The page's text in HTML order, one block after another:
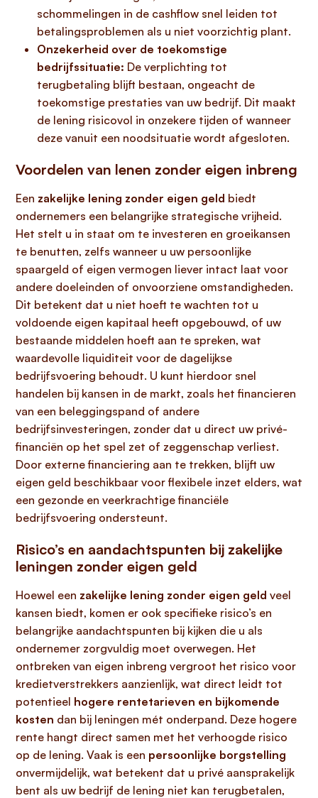
schommelingen in de cashflow snel leiden tot
betalingsproblemen als u niet voorzichtig plant.
Onzekerheid over de toekomstige
bedrijfssituatie: De verplichting tot
terugbetaling blijft bestaan, ongeacht de
toekomstige prestaties van uw bedrijf. Dit maakt
de lening risicovol in onzekere tijden of wanneer
deze vanuit een noodsituatie wordt afgesloten.
Voordelen van lenen zonder eigen inbreng
Een zakelijke lening zonder eigen geld biedt
ondernemers een belangrijke strategische vrijheid.
Het stelt u in staat om te investeren en groeikansen
te benutten, zelfs wanneer u uw persoonlijke
spaargeld of eigen vermogen liever intact laat voor
andere doeleinden of onvoorziene omstandigheden.
Dit betekent dat u niet hoeft te wachten tot u
voldoende eigen kapitaal heeft opgebouwd, of uw
bestaande middelen hoeft aan te spreken, wat
waardevolle liquiditeit voor de dagelijkse
bedrijfsvoering behoudt. U kunt hierdoor snel
handelen bij kansen in de markt, zoals het financieren
van een beleggingspand of andere
bedrijfsinvesteringen, zonder dat u direct uw privé-
financiën op het spel zet of zeggenschap verliest.
Door externe financiering aan te trekken, blijft uw
eigen geld beschikbaar voor flexibele inzet elders, wat
een gezonde en veerkrachtige financiële
bedrijfsvoering ondersteunt.
Risico’s en aandachtspunten bij zakelijke
leningen zonder eigen geld
Hoewel een zakelijke lening zonder eigen geld veel
kansen biedt, komen er ook specifieke risico’s en
belangrijke aandachtspunten bij kijken die u als
ondernemer zorgvuldig moet overwegen. Het
ontbreken van eigen inbreng vergroot het risico voor
kredietverstrekkers aanzienlijk, wat direct leidt tot
potentieel hogere rentetarieven en bijkomende
kosten dan bij leningen mét onderpand. Deze hogere
rente hangt direct samen met het verhoogde risico
op de lening. Vaak is een persoonlijke borgstelling
onvermijdelijk, wat betekent dat u privé aansprakelijk
bent als uw bedrijf de lening niet kan terugbetalen,